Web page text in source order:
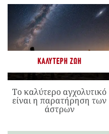
ΚΑΛΎΤΕΡΗ ΖΩΉ
Το καλύτερο αγχολυτικό
είναι η παρατήρηση των
άστρων